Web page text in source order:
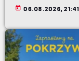
today 06.08.2026, 21:41